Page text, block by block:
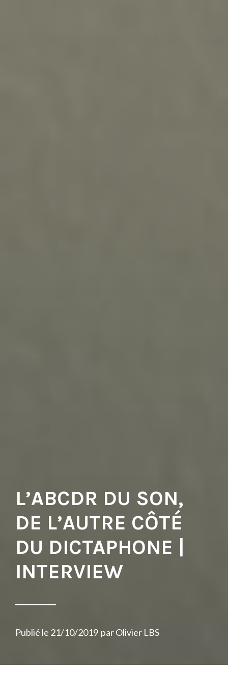
L’ABCDR DU SON,
DE L’AUTRE CÔTÉ
DU DICTAPHONE |
INTERVIEW
Publié le 21/10/2019 parOlivier LBS